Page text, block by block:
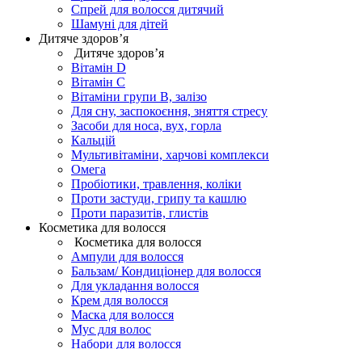
Спрей для волосся дитячий
Шамуні для дітей
Дитяче здоров’я
Дитяче здоров’я
Вітамін D
Вітамін С
Вітаміни групи В, залізо
Для сну, заспокоєння, зняття стресу
Засоби для носа, вух, горла
Кальцій
Мультивітаміни, харчові комплекси
Омега
Пробіотики, травлення, коліки
Проти застуди, грипу та кашлю
Проти паразитів, глистів
Косметика для волосся
Косметика для волосся
Ампули для волосся
Бальзам/ Кондиціонер для волосся
Для укладання волосся
Крем для волосся
Маска для волосся
Мус для волос
Набори для волосся